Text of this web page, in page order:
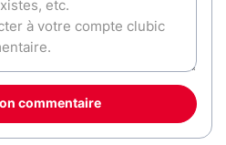
commentaire